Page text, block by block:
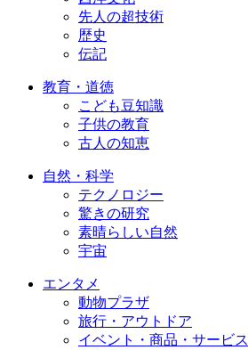
先人の超技術
歴史
伝記
教育・道徳
こども豆知識
子供の教育
古人の知恵
自然・科学
テクノロジー
驚きの研究
素晴らしい自然
宇宙
エンタメ
動物プラザ
旅行・アウトドア
イベント・商品・サービス